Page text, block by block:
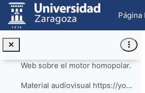
Salta al contenido principal
Página
Material complementario
Colapsar
Web sobre el motor homopolar.
Material audiovisual https://youtu.be/qJkpcd0...